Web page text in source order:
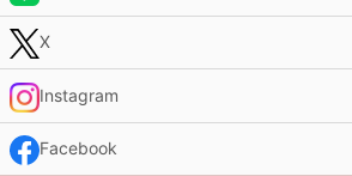
X
Instagram
Facebook